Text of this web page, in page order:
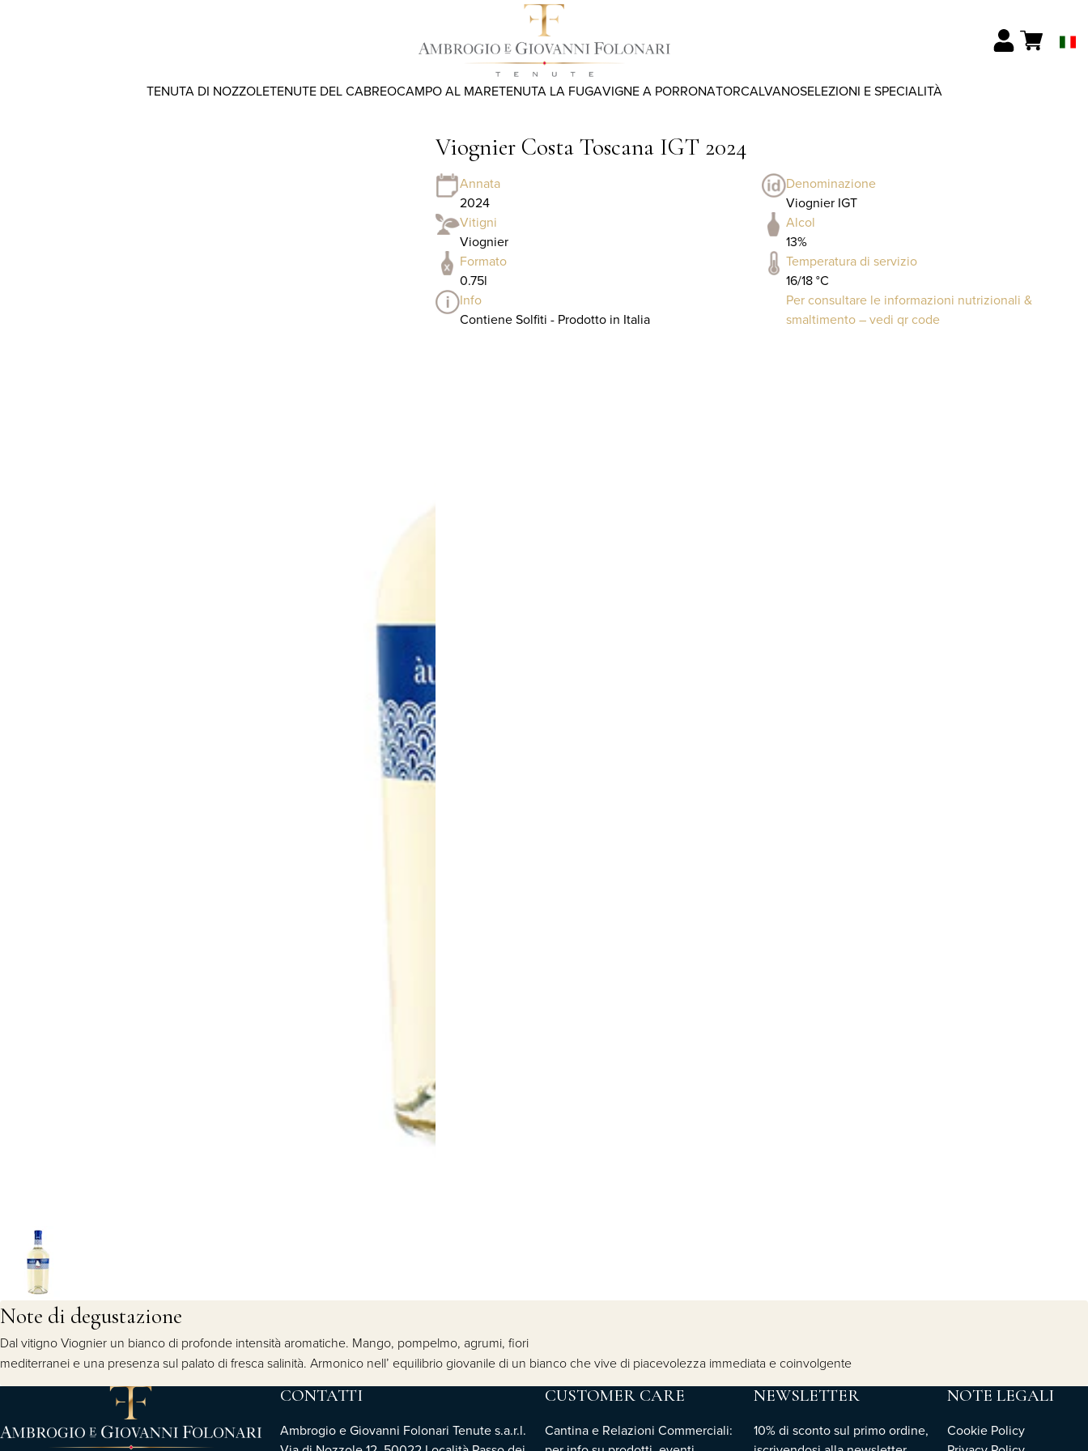
TENUTA DI NOZZOLETENUTE DEL CABREOCAMPO AL MARETENUTA LA FUGAVIGNE A PORRONATORCALVANOSELEZIONI E SPECIALITÀ
Viognier Costa Toscana IGT 2024
Annata
2024
Denominazione
Viognier IGT
Vitigni
Viognier
Alcol
13%
Formato
0.75l
Temperatura di servizio
16/18 °C
Info
Contiene Solfiti - Prodotto in Italia
Per consultare le informazioni nutrizionali &
smaltimento – vedi qr code
Note di degustazione
Dal vitigno Viognier un bianco di profonde intensità aromatiche. Mango, pompelmo, agrumi, fiori
mediterranei e una presenza sul palato di fresca salinità. Armonico nell’ equilibrio giovanile di un bianco che vive di piacevolezza immediata e coinvolgente
CONTATTI
Ambrogio e Giovanni Folonari Tenute s.a.r.l.
CUSTOMER CARE
Cantina e Relazioni Commerciali:
NEWSLETTER
10% di sconto sul primo ordine,
NOTE LEGALI
Cookie Policy